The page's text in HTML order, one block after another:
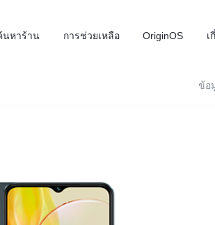
นหาร้าน การช่วยเหลือ OriginOS เ
ข้อ